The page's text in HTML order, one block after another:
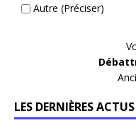
Autre (Préciser)
LES DERNIÈRES ACTUS